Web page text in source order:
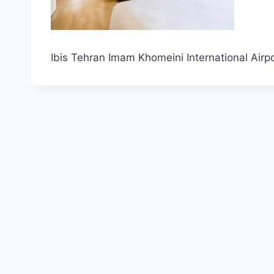
Ibis Tehran Imam Khomeini International